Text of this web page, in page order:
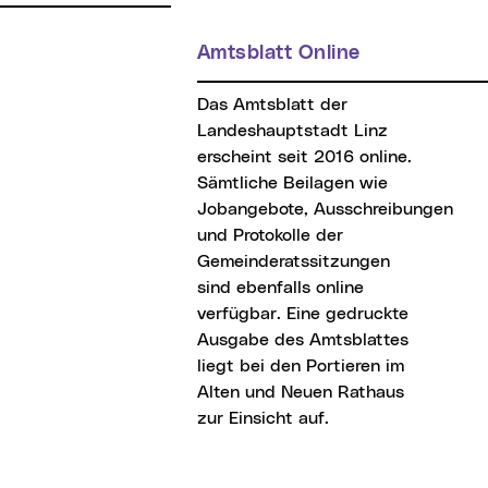
Amtsblatt Online
Das Amtsblatt der
Landeshauptstadt Linz
erscheint seit 2016 online.
Sämtliche Beilagen wie
Jobangebote, Ausschreibungen
und Protokolle der
Gemeinderatssitzungen
sind ebenfalls online
verfügbar. Eine gedruckte
Ausgabe des Amtsblattes
liegt bei den Portieren im
Alten und Neuen Rathaus
zur Einsicht auf.